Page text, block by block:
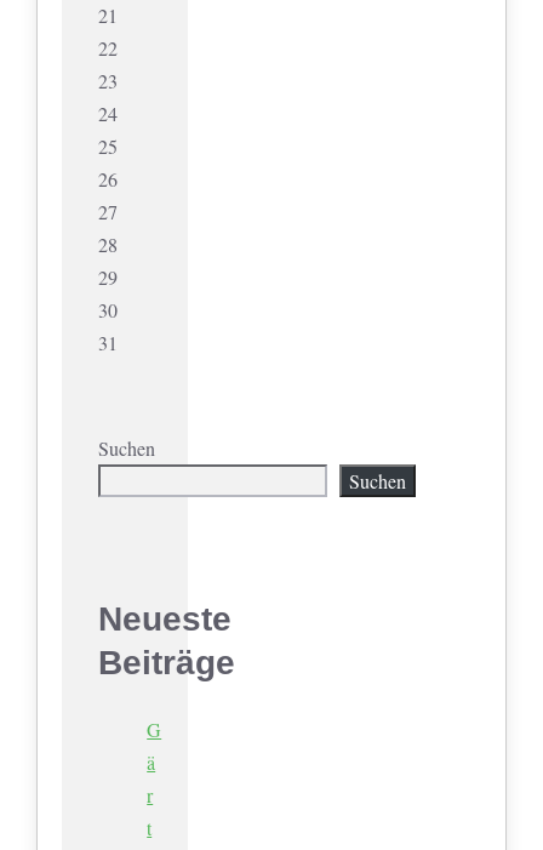
21
22
23
24
25
26
27
28
29
30
31
Suchen
Suchen
Neueste
Beiträge
G
ä
r
t